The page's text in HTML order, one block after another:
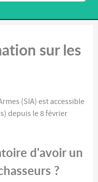
sur les
(SIA) est accessible
depuis le 8 février
d'avoir un
?